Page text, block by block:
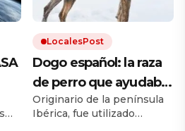
LocalesPost
Dogo español: la raza
de perro que ayudaba
en los campos y que
está en proceso de
Originario de la península
Ibérica, fue utilizado